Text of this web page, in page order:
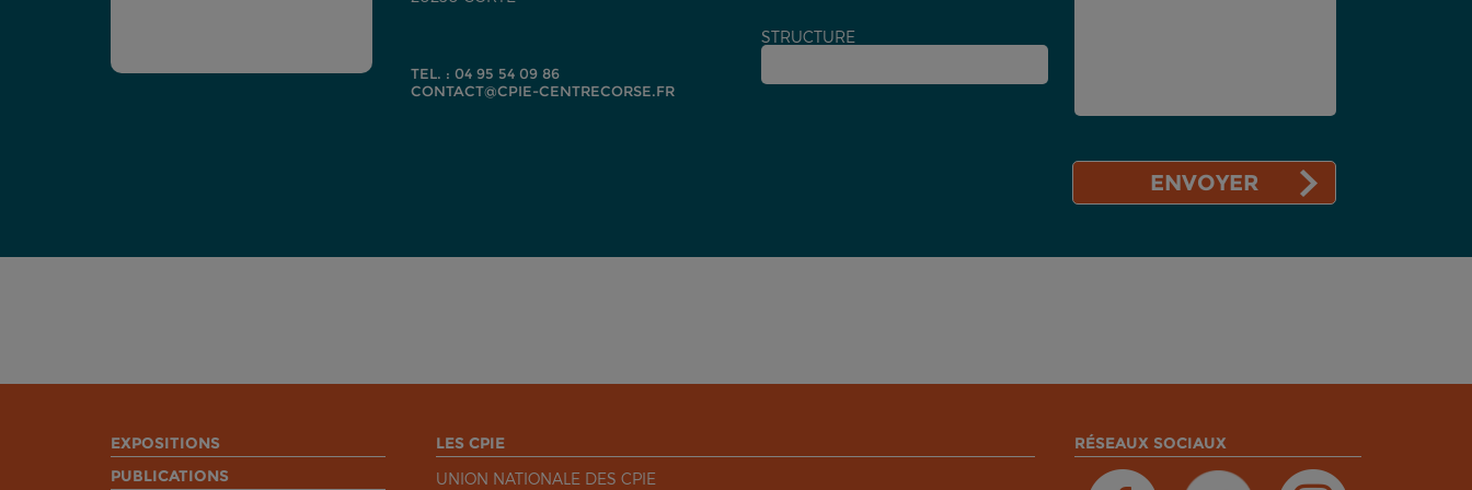
TEL. : 04 95 54 09 86
CONTACT@CPIE-CENTRECORSE.FR
STRUCTURE
EXPOSITIONS
PUBLICATIONS
LES CPIE
UNION NATIONALE DES CPIE
RÉSEAUX SOCIAUX